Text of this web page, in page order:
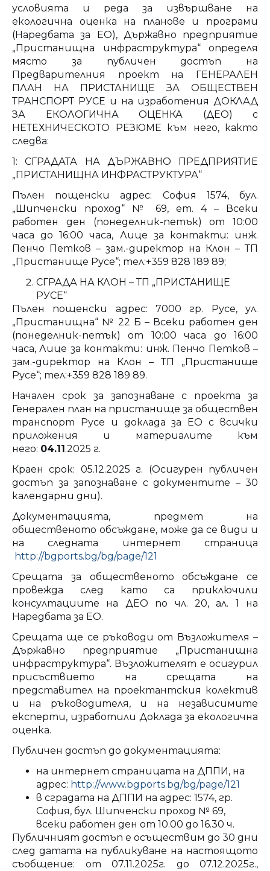
условията и реда за извършване на
екологична оценка на планове и програми
(Наредбата за ЕО), Държавно предприятие
„Пристанищна инфраструктура“ определя
място за публичен достъп на
Предварителния проект на ГЕНЕРАЛЕН
ПЛАН НА ПРИСТАНИЩЕ ЗА ОБЩЕСТВЕН
ТРАНСПОРТ РУСЕ и на изработения ДОКЛАД
ЗА ЕКОЛОГИЧНА ОЦЕНКА (ДЕО) с
НЕТЕХНИЧЕСКОТО РЕЗЮМЕ към него, както
следва:
1: СГРАДАТА НА ДЪРЖАВНО ПРЕДПРИЯТИЕ
„ПРИСТАНИЩНА ИНФРАСТРУКТУРА“
Пълен пощенски адрес: София 1574, бул.
„Шипченски проход“ № 69, ет. 4 – Всеки
работен ден (понеделник-петък) от 10:00
часа до 16:00 часа, Лице за контакти: инж.
Пенчо Петков – зам.-директор на Клон – ТП
„Пристанище Русе“; тел:+359 828 189 89;
СГРАДА НА КЛОН – ТП „ПРИСТАНИЩЕ
РУСЕ“
Пълен пощенски адрес: 7000 гр. Русе, ул.
„Пристанищна“ № 22 Б – Всеки работен ден
(понеделник-петък) от 10:00 часа до 16:00
часа, Лице за контакти: инж. Пенчо Петков –
зам.-директор на Клон – ТП „Пристанище
Русе“; тел:+359 828 189 89.
Начален срок за запознаване с проекта за
Генерален план на пристанище за обществен
транспорт Русе и доклада за ЕО с всички
приложения и материалите към
него: 04.11.2025 г.
Краен срок: 05.12.2025 г. (Осигурен публичен
достъп за запознаване с документите – 30
календарни дни).
Документацията, предмет на
общественото обсъждане, може да се види и
на следната интернет страница
http://bgports.bg/bg/page/121
Срещата за общественото обсъждане се
провежда след като са приключили
консултациите на ДЕО по чл. 20, ал. 1 на
Наредбата за ЕО.
Срещата ще се ръководи от Възложителя –
Държавно предприятие „Пристанищна
инфраструктура“. Възложителят е осигурил
присъствието на срещата на
представител на проектантския колектив
и на ръководителя, и на независимите
експерти, изработили Доклада за екологична
оценка.
Публичен достъп до документацията:
на интернет страницата на ДППИ, на
адрес: http://www.bgports.bg/bg/page/121
в сградата на ДППИ на адрес: 1574, гр.
София, бул. Шипченски проход № 69,
всеки работен ден от 10.00 до 16.30 ч.
Публичният достъп е осъществим до 30 дни
след датата на публикуване на настоящото
съобщение: от 07.11.2025г. до 07.12.2025г.,